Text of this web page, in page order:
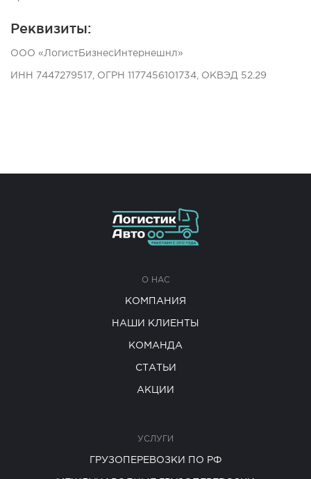
Реквизиты:
ООО «ЛогистБизнесИнтернешнл»
ИНН 7447279517, ОГРН 1177456101734, ОКВЭД 52.29
О НАС
КОМПАНИЯ
НАШИ КЛИЕНТЫ
КОМАНДА
СТАТЬИ
АКЦИИ
УСЛУГИ
ГРУЗОПЕРЕВОЗКИ ПО РФ